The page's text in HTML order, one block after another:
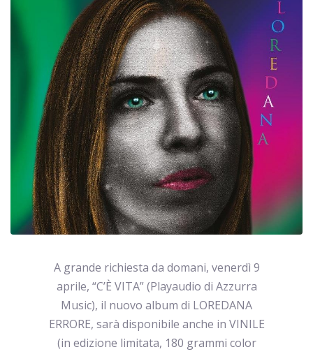
A grande richiesta da domani, venerdì 9
aprile, “C’È VITA” (Playaudio di Azzurra
Music), il nuovo album di LOREDANA
ERRORE, sarà disponibile anche in VINILE
(in edizione limitata, 180 grammi color